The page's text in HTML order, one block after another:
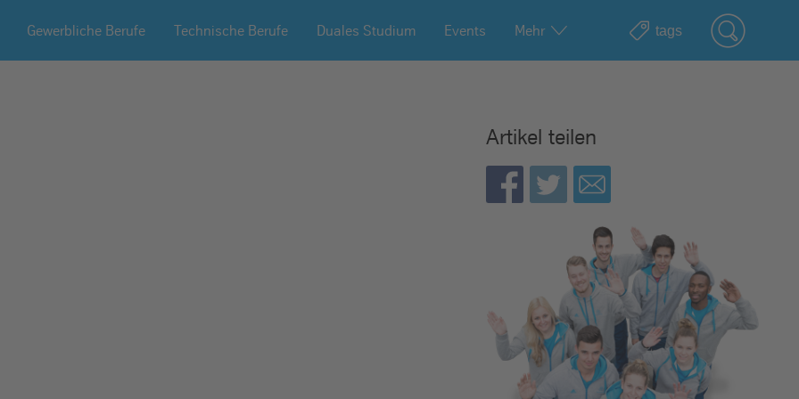
Gewerbliche Berufe Technische Berufe Duales Studium Events Mehr
Artikel teilen